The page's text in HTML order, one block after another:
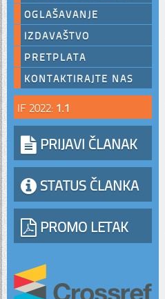
OGLAŠAVANJE
IZDAVAŠTVO
PRETPLATA
KONTAKTIRAJTE NAS
IF 2022: 1.1
PRIJAVI ČLANAK
STATUS ČLANKA
PROMO LETAK